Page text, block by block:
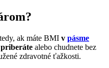
ak máte BMI v pásme
alebo chudnete bez
zdravotné ťažkosti.